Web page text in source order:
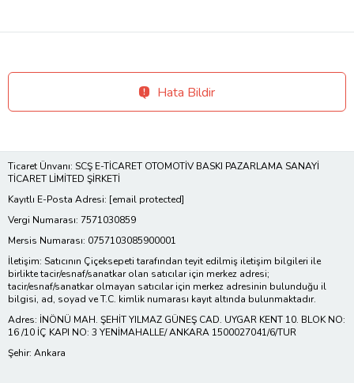
Hata Bildir
Ticaret Ünvanı: SCŞ E-TİCARET OTOMOTİV BASKI PAZARLAMA SANAYİ
TİCARET LİMİTED ŞİRKETİ
Kayıtlı E-Posta Adresi: [email protected]
Vergi Numarası: 7571030859
Mersis Numarası: 0757103085900001
İletişim: Satıcının Çiçeksepeti tarafından teyit edilmiş iletişim bilgileri ile
birlikte tacir/esnaf/sanatkar olan satıcılar için merkez adresi;
tacir/esnaf/sanatkar olmayan satıcılar için merkez adresinin bulunduğu il
bilgisi, ad, soyad ve T.C. kimlik numarası kayıt altında bulunmaktadır.
Adres: İNÖNÜ MAH. ŞEHİT YILMAZ GÜNEŞ CAD. UYGAR KENT 10. BLOK NO:
16 /10 İÇ KAPI NO: 3 YENİMAHALLE/ ANKARA 1500027041/6/TUR
Şehir: Ankara